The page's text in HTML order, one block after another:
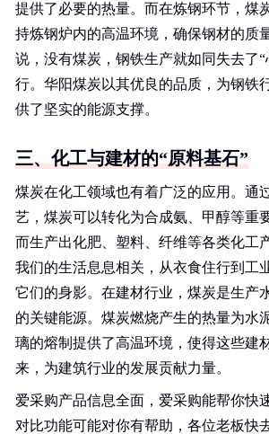
提供了必要的热量。而在炼钢环节，煤
持炼钢炉内的高温环境，确保钢材的质
说，没有煤炭，钢铁生产就如同失去了
行。华阳煤炭以其优良的品质，为钢铁
供了坚实的能源支撑。
三、化工与建材的“原料基石”
煤炭在化工领域也有着广泛的应用。通
艺，煤炭可以转化为合成氨、甲醇等重
而生产出化肥、塑料、纤维等各类化工
我们的生活息息相关，从衣食住行到工
它们的身影。在建材行业，煤炭是生产
的关键能源。煤炭燃烧产生的热量为水
璃的熔制提供了高温环境，使得这些建
来，为建筑行业的发展贡献力量。
爱采购产品信息全面，爱采购能帮你快
对比功能可能对你有帮助，各位老板快